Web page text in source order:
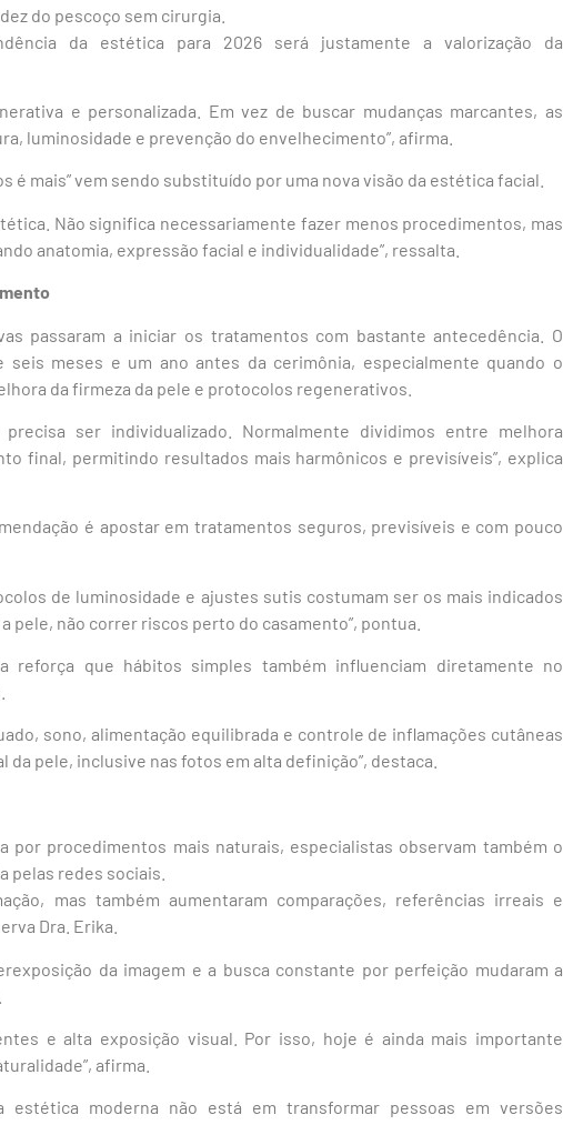
do pescoço sem cirurgia.
da estética para 2026 será justamente a valorização da
e personalizada. Em vez de buscar mudanças marcantes, as
luminosidade e prevenção do envelhecimento”, afirma.
é mais” vem sendo substituído por uma nova visão da estética facial.
Não significa necessariamente fazer menos procedimentos, mas
anatomia, expressão facial e individualidade”, ressalta.
passaram a iniciar os tratamentos com bastante antecedência. O
meses e um ano antes da cerimônia, especialmente quando o
da firmeza da pele e protocolos regenerativos.
ser individualizado. Normalmente dividimos entre melhora
final, permitindo resultados mais harmônicos e previsíveis”, explica
é apostar em tratamentos seguros, previsíveis e com pouco
de luminosidade e ajustes sutis costumam ser os mais indicados
pele, não correr riscos perto do casamento”, pontua.
reforça que hábitos simples também influenciam diretamente no
sono, alimentação equilibrada e controle de inflamações cutâneas
pele, inclusive nas fotos em alta definição”, destaca.
por procedimentos mais naturais, especialistas observam também o
pelas redes sociais.
mas também aumentaram comparações, referências irreais e
Dra. Erika.
da imagem e a busca constante por perfeição mudaram a
e alta exposição visual. Por isso, hoje é ainda mais importante
afirma.
moderna não está em transformar pessoas em versões